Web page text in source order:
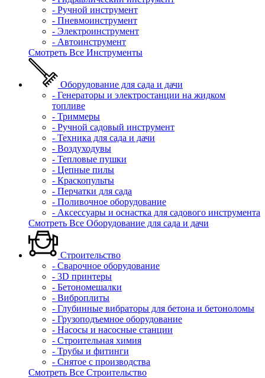
- Ручной инструмент
- Пневмоинструмент
- Электроинструмент
- Автоинструмент
Смотреть Все Инструменты
Оборудование для сада и дачи
- Генераторы и электростанции на жидком
топливе
- Триммеры
- Ручной садовый инструмент
- Техника для сада и дачи
- Воздуходувы
- Тепловые пушки
- Цепные пилы
- Краскопульты
- Перчатки для сада
- Поливочное оборудование
- Аксессуары и оснастка для садового инструмента
Смотреть Все Оборудование для сада и дачи
Строительство
- Сварочное оборудование
- 3D принтеры
- Бетономешалки
- Виброплиты
- Глубинные вибраторы для бетона и бетоноломы
- Грузоподъемное оборудование
- Насосы и насосные станции
- Строительная химия
- Трубы и фитинги
- Снятое с производства
Смотреть Все Строительство